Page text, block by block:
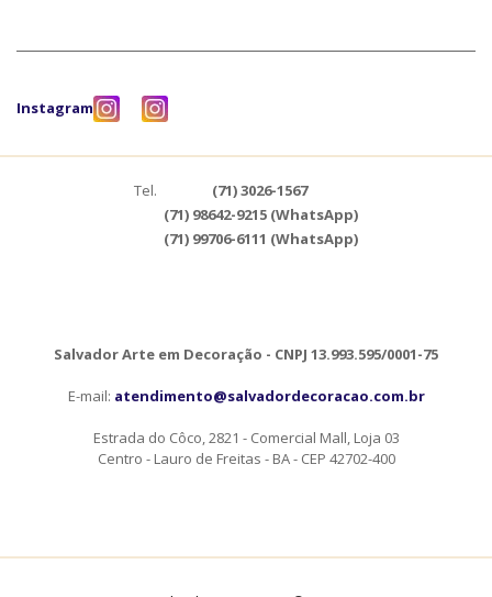
Instagram
Tel.
(71) 3026-1567
(71) 98642-9215 (WhatsApp)
(71) 99706-6111 (WhatsApp)
Salvador Arte em Decoração - CNPJ 13.993.595/0001-75
E-mail: atendimento@salvadordecoracao.com.br
Estrada do Côco, 2821 - Comercial Mall, Loja 03
Centro - Lauro de Freitas - BA - CEP 42702-400